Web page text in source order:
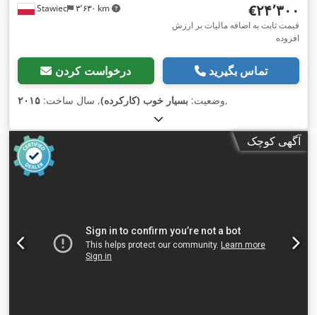
Stawiec ۳٬۶۳۰ km ‎€۲۴٬۳۰۰
قیمت ثابت به اضافه مالیات بر ارزش
افزوده
درخواست کردن تماس بگیرید
وضعیت: بسیار خوب (کارکرده), سال ساخت: ۲۰۱۵ ,
آگهی کوچک